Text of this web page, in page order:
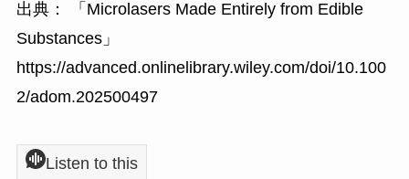
出典： 「Microlasers Made Entirely from Edible
Substances」
https://advanced.onlinelibrary.wiley.com/doi/10.100
2/adom.202500497
Listen to this